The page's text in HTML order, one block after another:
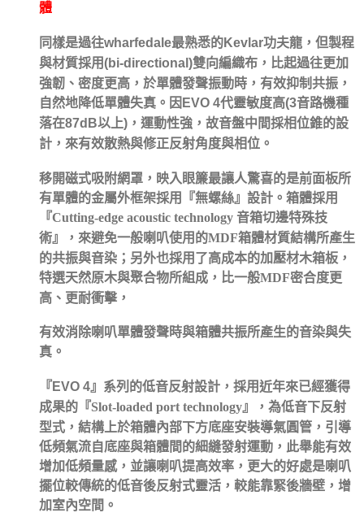
體
同樣是過往wharfedale最熟悉的Kevlar功夫龍，但製程
與材質採用(bi-directional)雙向編織布，比起過往更加
強韌、密度更高， 於單體發聲振動時， 有效抑制共振，
自然地降低單體失真 。因 EVO 4代靈敏度高(3音路機種
落在87dB以上) ，運動性強，故音盤中間採相位錐的設
計，來有效散熱與修正反射角度與相位。
移開磁式吸附網罩，映入眼簾最讓人驚喜的是前面板所
有單體的金屬外框架採用『無螺絲』設計。 箱體採用
『Cutting-edge acoustic technology 音箱切邊特殊技
術』，來避免一般喇叭使用的MDF箱體材質結構所產生
的共振與音染；另外也採用了高成本的加壓材木箱板，
特選天然原木與聚合物所組成，比一般MDF密合度更
高、更耐衝擊，
有效消除喇叭單體發聲時與箱體共振所產生的音染與失
真。
『EVO 4』系列的低音反射設計，採用近年來已經獲得
成果的 『Slot-loaded port technology』 ， 為低音下反射
型式 ，結構上於箱體內部下方底座安裝導氣圓管，引導
低頻氣流自底座與箱體間的細縫發射運動，此舉能有效
增加低頻量感，並讓喇叭提高效率，更大的好處是喇叭
擺位較傳統的低音後反射式靈活，較能靠緊後牆壁，增
加室內空間。